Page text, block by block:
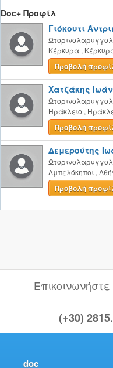
Doc+ Προφίλ
Γιόκουτι
Κέρκυρα ,
Προβολή
Χατζάκης
Ηράκλειο ,
Προβολή
Δεμερούτης
Αμπελόκηποι ,
Προβολή
(+30)
doc